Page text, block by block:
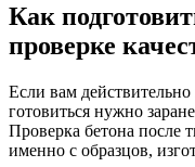
Как
проверке
Если вам
готовиться нужно
Проверка бетона после
именно с образцов,